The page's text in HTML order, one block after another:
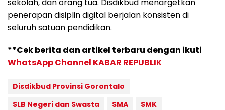
penerapan disiplin digital berjalan konsisten di
seluruh satuan pendidikan.
**Cek berita dan artikel terbaru dengan ikuti
WhatsApp Channel KABAR REPUBLIK
Disdikbud Provinsi Gorontalo
SLB Negeri dan Swasta
SMA
SMK